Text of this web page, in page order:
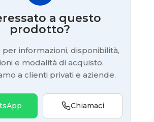
a questo
prodotto?
per informazioni, disponibilità,
e modalità di acquisto.
a clienti privati e aziende.
Chiamaci